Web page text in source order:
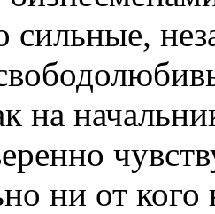
сильные,
на
ни от